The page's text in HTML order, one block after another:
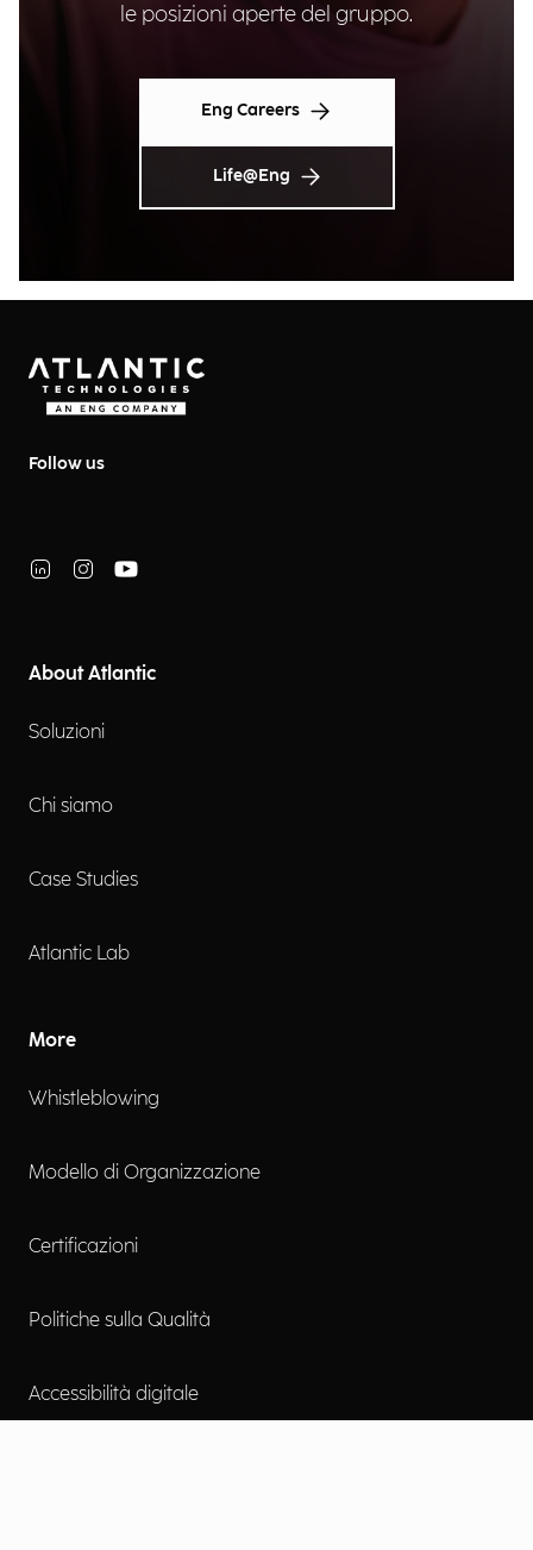
le posizioni aperte del gruppo.
Eng Careers
Life@Eng
Follow us
About Atlantic
Soluzioni
Chi siamo
Case Studies
Atlantic Lab
More
Whistleblowing
Modello di Organizzazione
Certificazioni
Politiche sulla Qualità
Accessibilità digitale